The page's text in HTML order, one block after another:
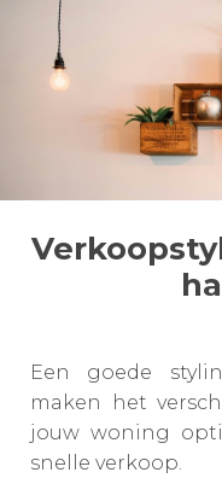
Een goede
maken het
jouw woning
snelle verkoop.